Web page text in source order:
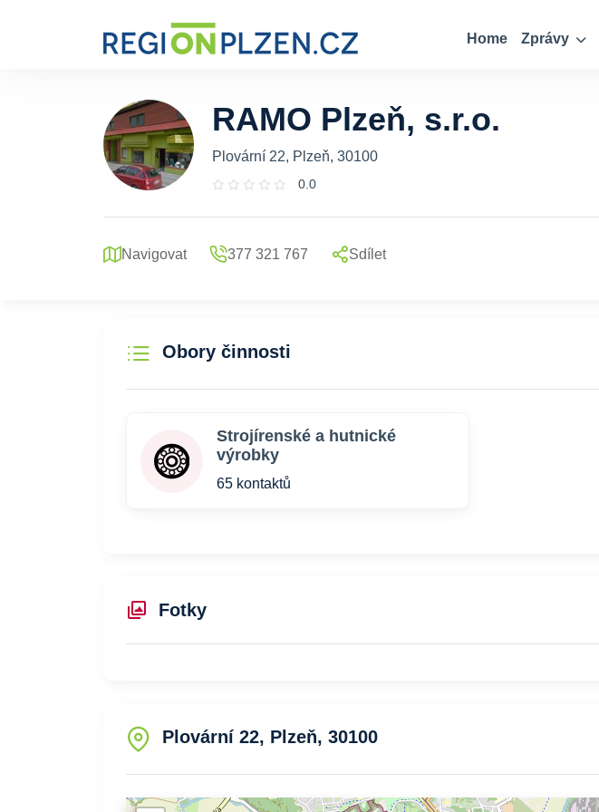
Home Zprávy
RAMO Plzeň, s.r.o.
Plovární 22, Plzeň, 30100
0.0
Navigovat 377 321 767 Sdílet
Obory činnosti
Strojírenské a hutnické
výrobky
65 kontaktů
Fotky
Plovární 22, Plzeň, 30100